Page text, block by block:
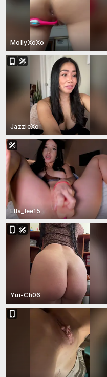
MollyXoXo
JazzieXo
Ella_lee15
Yui-Ch06